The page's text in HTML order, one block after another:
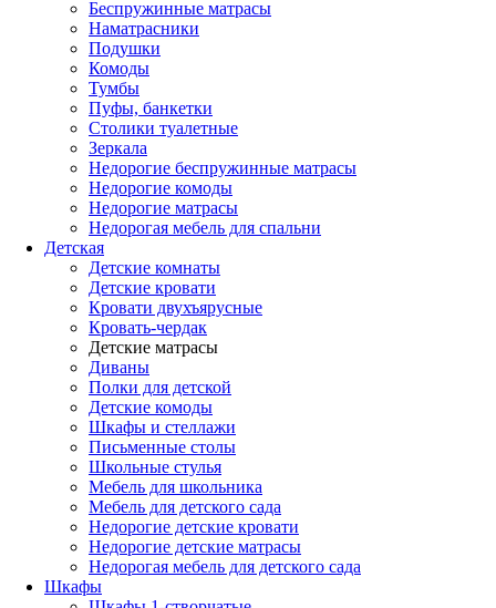
Беспружинные матрасы
Наматрасники
Подушки
Комоды
Тумбы
Пуфы, банкетки
Столики туалетные
Зеркала
Недорогие беспружинные матрасы
Недорогие комоды
Недорогие матрасы
Недорогая мебель для спальни
Детская
Детские комнаты
Детские кровати
Кровати двухъярусные
Кровать-чердак
Детские матрасы
Диваны
Полки для детской
Детские комоды
Шкафы и стеллажи
Письменные столы
Школьные стулья
Мебель для школьника
Мебель для детского сада
Недорогие детские кровати
Недорогие детские матрасы
Недорогая мебель для детского сада
Шкафы